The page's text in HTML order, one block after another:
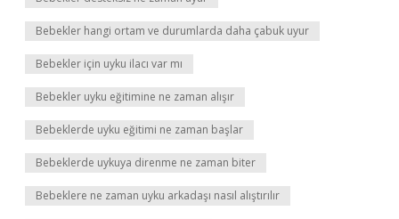
Bebekler hangi ortam ve durumlarda daha çabuk uyur
Bebekler için uyku ilacı var mı
Bebekler uyku eğitimine ne zaman alışır
Bebeklerde uyku eğitimi ne zaman başlar
Bebeklerde uykuya direnme ne zaman biter
Bebeklere ne zaman uyku arkadaşı nasıl alıştırılır